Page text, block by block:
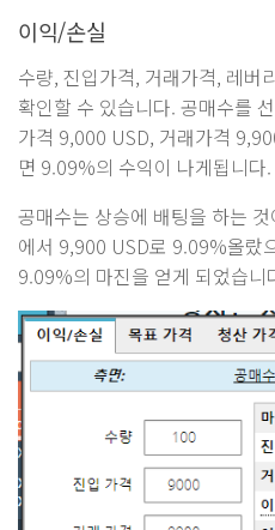
이익/손실
수량, 진입가격, 거래가격, 레버
확인할 수 있습니다. 공매수를
가격 9,000 USD, 거래가격
면 9.09%의 수익이 나게됩니다.
공매수는 상승에 배팅을 하는
에서 9,900 USD로 9.09%올랐
9.09%의 마진을 얻게 되었습니